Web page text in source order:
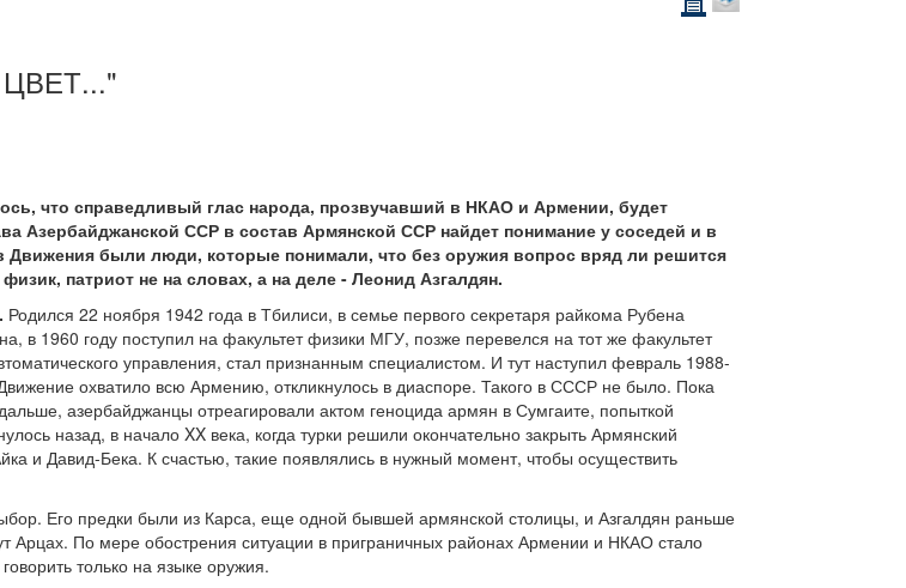
что справедливый глас народа, прозвучавший в НКАО и Армении, будет
Азербайджанской ССР в состав Армянской ССР найдет понимание у соседей и в
Движения были люди, которые понимали, что без оружия вопрос вряд ли решится
патриот не на словах, а на деле - Леонид Азгалдян.
Родился 22 ноября 1942 года в Тбилиси, в семье первого секретаря райкома Рубена
в 1960 году поступил на факультет физики МГУ, позже перевелся на тот же факультет
управления, стал признанным специалистом. И тут наступил февраль 1988-
охватило всю Армению, откликнулось в диаспоре. Такого в СССР не было. Пока
азербайджанцы отреагировали актом геноцида армян в Сумгаите, попыткой
назад, в начало XX века, когда турки решили окончательно закрыть Армянский
и Давид-Бека. К счастью, такие появлялись в нужный момент, чтобы осуществить
Его предки были из Карса, еще одной бывшей армянской столицы, и Азгалдян раньше
Арцах. По мере обострения ситуации в приграничных районах Армении и НКАО стало
только на языке оружия.